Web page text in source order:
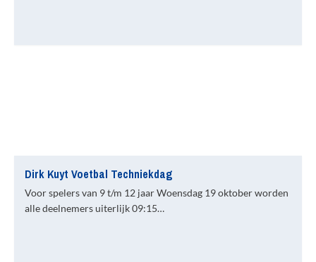
Dirk Kuyt Voetbal Techniekdag
Voor spelers van 9 t/m 12 jaar Woensdag 19 oktober worden
alle deelnemers uiterlijk 09:15…